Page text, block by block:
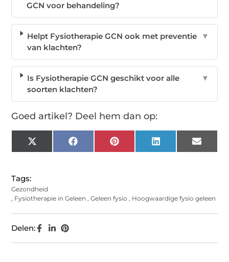
GCN voor behandeling?
Helpt Fysiotherapie GCN ook met preventie
van klachten?
▼
Is Fysiotherapie GCN geschikt voor alle
soorten klachten?
▼
Goed artikel? Deel hem dan op:
X
(Twitter)
Facebook Pinterest LinkedIn Email
Tags:
Gezondheid
, Fysiotherapie in Geleen ,Geleen fysio , Hoogwaardige fysio geleen
Delen: